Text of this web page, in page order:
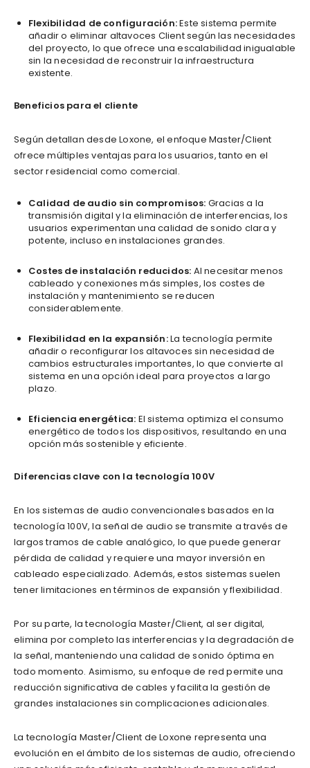
Flexibilidad de configuración:Este sistema permite
añadir o eliminar altavoces Client según las necesidades
del proyecto, lo que ofrece una escalabilidad inigualable
sin la necesidad de reconstruir la infraestructura
existente.
Beneficios para el cliente
Según detallan desde Loxone, el enfoque Master/Client
ofrece múltiples ventajas para los usuarios, tanto en el
sector residencial como comercial.
Calidad de audio sin compromisos: Gracias a la
transmisión digital y la eliminación de interferencias, los
usuarios experimentan una calidad de sonido clara y
potente, incluso en instalaciones grandes.
Costes de instalación reducidos: Al necesitar menos
cableado y conexiones más simples, los costes de
instalación y mantenimiento se reducen
considerablemente.
Flexibilidad en la expansión:La tecnología permite
añadir o reconfigurar los altavoces sin necesidad de
cambios estructurales importantes, lo que convierte al
sistema en una opción ideal para proyectos a largo
plazo.
Eficiencia energética: El sistema optimiza el consumo
energético de todos los dispositivos, resultando en una
opción más sostenible y eficiente.
Diferencias clave con la tecnología 100V
En los sistemas de audio convencionales basados en la
tecnología 100V, la señal de audio se transmite a través de
largos tramos de cable analógico, lo que puede generar
pérdida de calidad y requiere una mayor inversión en
cableado especializado. Además, estos sistemas suelen
tener limitaciones en términos de expansión y flexibilidad.
Por su parte, la tecnología Master/Client, al ser digital,
elimina por completo las interferencias y la degradación de
la señal, manteniendo una calidad de sonido óptima en
todo momento. Asimismo, su enfoque de red permite una
reducción significativa de cables y facilita la gestión de
grandes instalaciones sin complicaciones adicionales.
La tecnología Master/Client de Loxone representa una
evolución en el ámbito de los sistemas de audio, ofreciendo